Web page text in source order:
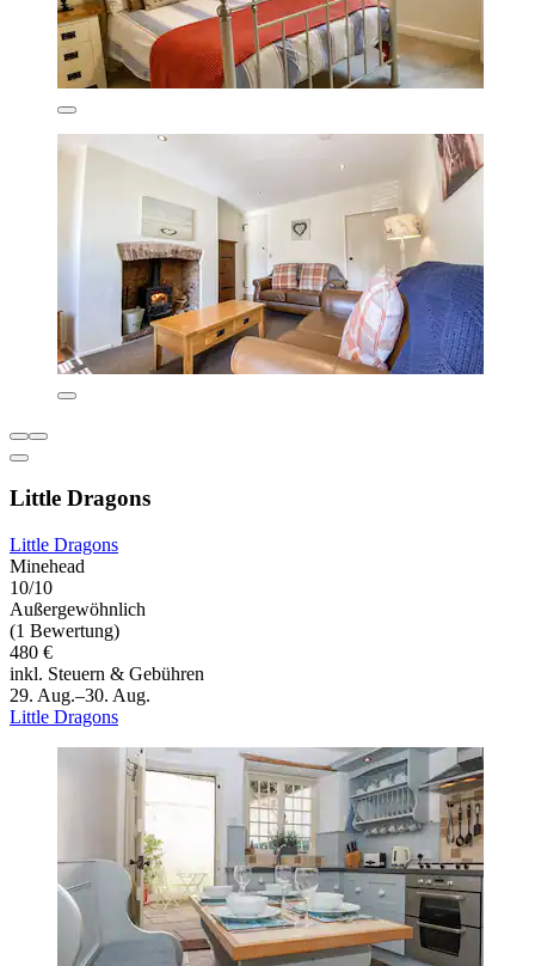
Little Dragons
Little Dragons
Minehead
10/10
Außergewöhnlich
(1 Bewertung)
480 €
inkl. Steuern & Gebühren
29. Aug.–30. Aug.
Little Dragons